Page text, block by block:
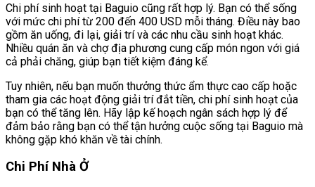
Chi phí sinh hoạt tại Baguio cũng rất hợp lý. Bạn có thể sống
với mức chi phí từ 200 đến 400 USD mỗi tháng. Điều này bao
gồm ăn uống, đi lại, giải trí và các nhu cầu sinh hoạt khác.
Nhiều quán ăn và chợ địa phương cung cấp món ngon với giá
cả phải chăng, giúp bạn tiết kiệm đáng kể.
Tuy nhiên, nếu bạn muốn thưởng thức ẩm thực cao cấp hoặc
tham gia các hoạt động giải trí đắt tiền, chi phí sinh hoạt của
bạn có thể tăng lên. Hãy lập kế hoạch ngân sách hợp lý để
đảm bảo rằng bạn có thể tận hưởng cuộc sống tại Baguio mà
không gặp khó khăn về tài chính.
Chi Phí Nhà Ở